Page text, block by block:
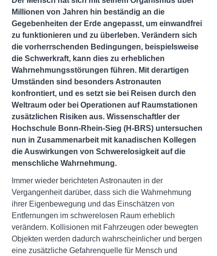
Millionen von Jahren hin beständig an die
Gegebenheiten der Erde angepasst, um einwandfrei
zu funktionieren und zu überleben. Verändern sich
die vorherrschenden Bedingungen, beispielsweise
die Schwerkraft, kann dies zu erheblichen
Wahrnehmungsstörungen führen. Mit derartigen
Umständen sind besonders Astronauten
konfrontiert, und es setzt sie bei Reisen durch den
Weltraum oder bei Operationen auf Raumstationen
zusätzlichen Risiken aus. Wissenschaftler der
Hochschule Bonn-Rhein-Sieg (H-BRS) untersuchen
nun in Zusammenarbeit mit kanadischen Kollegen
die Auswirkungen von Schwerelosigkeit auf die
menschliche Wahrnehmung.
Immer wieder berichteten Astronauten in der
Vergangenheit darüber, dass sich die Wahrnehmung
ihrer Eigenbewegung und das Einschätzen von
Entfernungen im schwerelosen Raum erheblich
verändern. Kollisionen mit Fahrzeugen oder bewegten
Objekten werden dadurch wahrscheinlicher und bergen
eine zusätzliche Gefahrenquelle für Mensch und